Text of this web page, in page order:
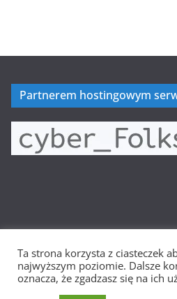
Partnerem hostingowym
Prawa autorskie © 2026
prawa
ColorMagstworzony
Ta strona korzysta z ciasteczek
najwyższym poziomie. Dalsze
oznacza, że zgadzasz się na ich